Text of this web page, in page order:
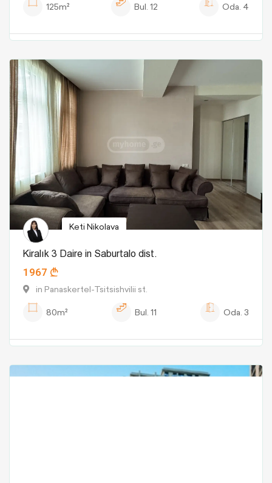
125m² Bul. 12 Oda. 4
Keti Nikolava
Kiralık 3 Daire in Saburtalo dist.
1967
in Panaskertel-Tsitsishvilii st.
80m²
Bul. 11 Oda. 3